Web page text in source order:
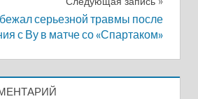
серьезной травмы после
с Ву в матче со «Спартаком»